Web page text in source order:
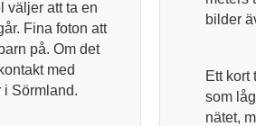
väljer att ta en
Fina foton att
på. Om det
med
i Sörmland.
bilder
Ett kort
som
nätet,